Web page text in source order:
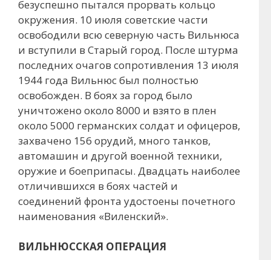
безуспешно пытался прорвать кольцо
окружения. 10 июля советские части
освободили всю северную часть Вильнюса
и вступили в Старый город. После штурма
последних очагов сопротивления 13 июля
1944 года Вильнюс был полностью
освобожден. В боях за город было
уничтожено около 8000 и взято в плен
около 5000 германских солдат и офицеров,
захвачено 156 орудий, много танков,
автомашин и другой военной техники,
оружие и боеприпасы. Двадцать наиболее
отличившихся в боях частей и
соединений фронта удостоены почетного
наименования «Виленский».
ВИЛЬНЮССКАЯ ОПЕРАЦИЯ